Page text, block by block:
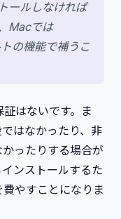
ールしなければ
Macでは
の機能で補うこ
はないです。ま
はなかったり、非
ったりする場合が
ンストールするた
やすことになりま